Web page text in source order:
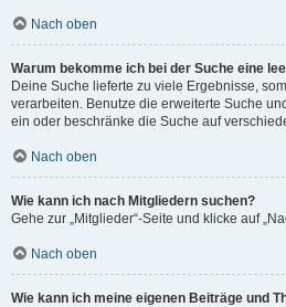
Nach oben
Warum bekomme ich bei der Suche eine
Deine Suche lieferte zu viele Ergebnisse,
verarbeiten. Benutze die erweiterte Suche
ein oder beschränke die Suche auf
Nach oben
Wie kann ich nach Mitgliedern suchen?
Gehe zur „Mitglieder“-Seite und klicke auf
Nach oben
Wie kann ich meine eigenen Beiträge und